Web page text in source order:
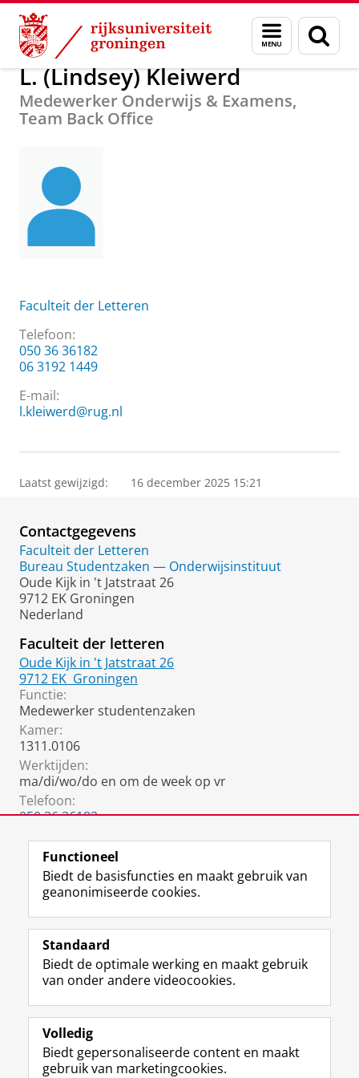
Skip
Content
Skip
Navigation
Menu
en
zoeken
Over ons L. (Lindsey) Kleiwerd
L. (Lindsey) Kleiwerd
Medewerker Onderwijs & Examens,
Team Back Office
Faculteit der Letteren
Telefoon:
050 36 36182
06 3192 1449
E-mail:
l.kleiwerd@rug.nl
Laatst gewijzigd: 16 december 2025 15:21
Contactgegevens
Faculteit der Letteren
Bureau Studentzaken — Onderwijsinstituut
Oude Kijk in 't Jatstraat 26
9712 EK Groningen
Nederland
Faculteit der letteren
Oude Kijk in 't Jatstraat 26
9712 EK Groningen
Functie:
Medewerker studentenzaken
Kamer:
1311.0106
Werktijden:
ma/di/wo/do en om de week op vr
Telefoon:
050 36 36182
Volg de RUG
F
a
e
b
o
p
a
L
i
k
e
I
-
p
R
S
-
f
e
R
I
n
t
r
m
Y
o
T
e
k
Studiekiezers
Alumni
Over ons
Functioneel
Biedt de basisfuncties en maakt gebruik van
geanonimiseerde cookies.
Standaard
Biedt de optimale werking en maakt gebruik
van onder andere videocookies.
Volledig
Biedt gepersonaliseerde content en maakt
gebruik van marketingcookies.